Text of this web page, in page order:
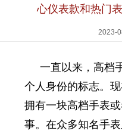
心仪表款和热门
2023-
一直以来，高档
个人身份的标志。
拥有一块高档手表
事。在众多知名手